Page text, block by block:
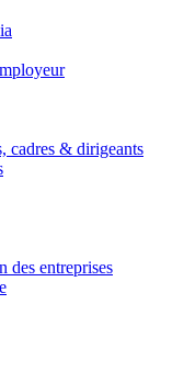
cadres & dirigeants
des entreprises